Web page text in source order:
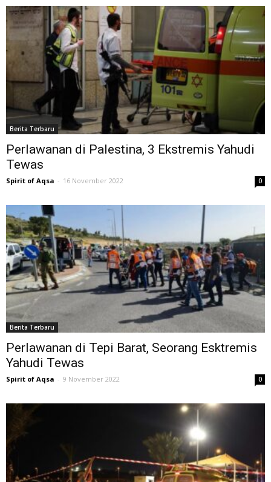
Berita Terbaru
Perlawanan di Palestina, 3 Ekstremis Yahudi
Tewas
Spirit of Aqsa - 16 November 2022 0
Berita Terbaru
Perlawanan di Tepi Barat, Seorang Esktremis
Yahudi Tewas
Spirit of Aqsa - 9 November 2022 0